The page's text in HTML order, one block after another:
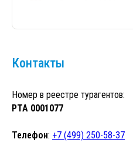
Контакты
Номер в реестре турагентов:
РТА 0001077
Телефон: +7 (499) 250-58-37